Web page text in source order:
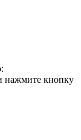
нажмите кнопку